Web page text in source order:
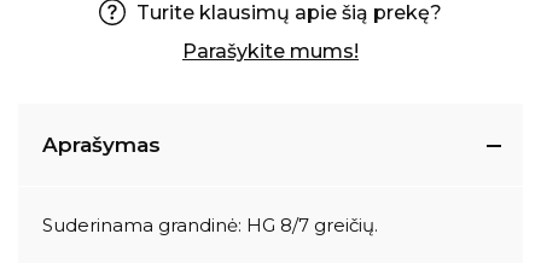
Turite klausimų apie šią prekę?
Parašykite mums!
Aprašymas
Suderinama grandinė: HG 8/7 greičių.